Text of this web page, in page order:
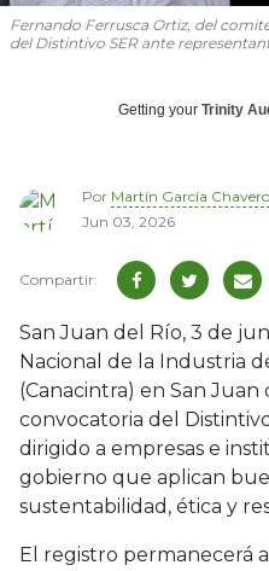
Fernando Ferrusca Ortiz, del
del Distintivo SER ante
Getting your Trinity
Por Martín García Chavero
Jun 03, 2026
San Juan del Río, 3 de
Nacional de la Industria
(Canacintra) en San Juan
convocatoria del
dirigido a empresas e
gobierno que aplican
sustentabilidad, ética y
El registro permanecerá